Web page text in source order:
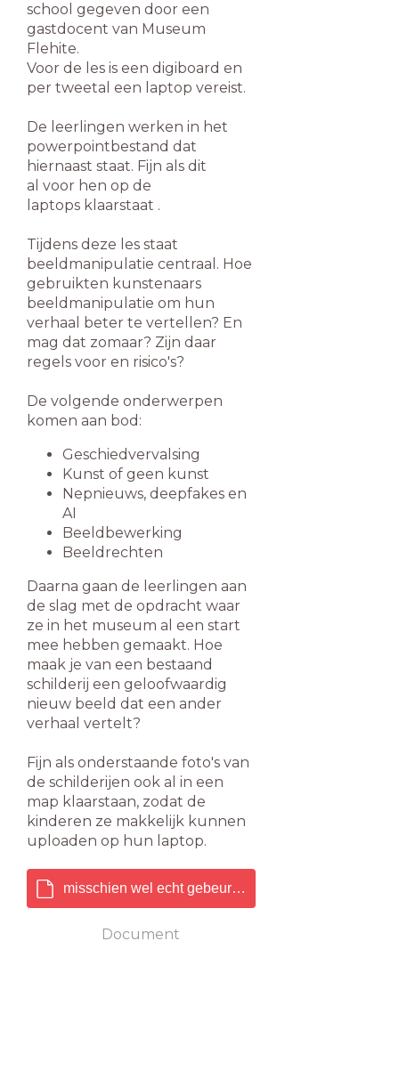
school gegeven door een
gastdocent van Museum
Flehite.
Voor de les is een digiboard en
per tweetal een laptop vereist.
De leerlingen werken in het
powerpointbestand dat
hiernaast staat. Fijn als dit
al voor hen op de
laptops klaarstaat .
Tijdens deze les staat
beeldmanipulatie centraal. Hoe
gebruikten kunstenaars
beeldmanipulatie om hun
verhaal beter te vertellen? En
mag dat zomaar? Zijn daar
regels voor en risico's?
De volgende onderwerpen
komen aan bod:
Geschiedvervalsing
Kunst of geen kunst
Nepnieuws, deepfakes en
AI
Beeldbewerking
Beeldrechten
Daarna gaan de leerlingen aan
de slag met de opdracht waar
ze in het museum al een start
mee hebben gemaakt. Hoe
maak je van een bestaand
schilderij een geloofwaardig
nieuw beeld dat een ander
verhaal vertelt?
Fijn als onderstaande foto's van
de schilderijen ook al in een
map klaarstaan, zodat de
kinderen ze makkelijk kunnen
uploaden op hun laptop.
misschien wel echt gebeurd.pptx
Document